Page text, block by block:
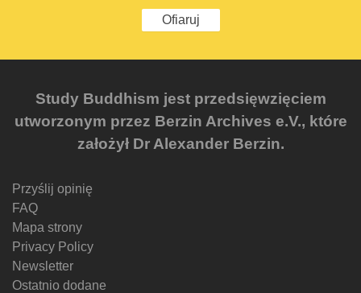
Ofiaruj
Study Buddhism jest przedsięwzięciem
utworzonym przez Berzin Archives e.V., które
założył Dr Alexander Berzin.
Przyślij opinię
FAQ
Mapa strony
Privacy Policy
Newsletter
Ostatnio dodane